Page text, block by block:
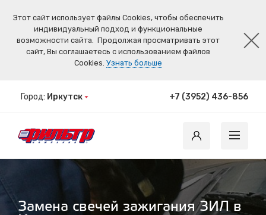
Этот сайт использует файлы Cookies, чтобы обеспечить
индивидуальный подход и функциональные
возможности сайта. Продолжая просматривать этот
сайт, Вы соглашаетесь с использованием файлов
Cookies. Узнать больше
Город: Иркутск +7 (3952) 436-856
Замена свечей зажигания ЗИЛ в